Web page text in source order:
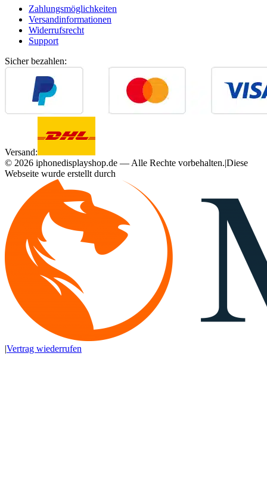
Zahlungsmöglichkeiten
Versandinformationen
Widerrufsrecht
Support
Sicher bezahlen:
Versand:
© 2026 iphonedisplayshop.de — Alle Rechte vorbehalten.|Diese
Webseite wurde erstellt durch
|Vertrag wiederrufen